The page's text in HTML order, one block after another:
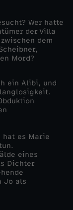
Wer hatte
der Villa
dem
Mord?
ein Alibi, und
hat es Marie
eines
Dichter
Jo als